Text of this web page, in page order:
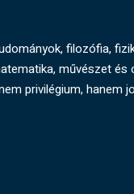
filozófia,
művészet
privilégium, hanem